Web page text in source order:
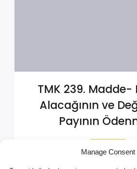
Manage Consent
TMK 239. Madde-
Alacağının ve
Payının
Şubat 12, 2025 | 7:33